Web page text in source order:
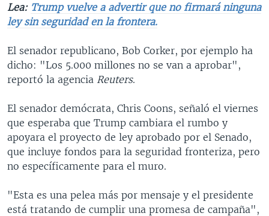
Lea: Trump vuelve a advertir que no firmará ninguna
ley sin seguridad en la frontera.
El senador republicano, Bob Corker, por ejemplo ha
dicho: "Los 5.000 millones no se van a aprobar",
reportó la agencia Reuters.
El senador demócrata, Chris Coons, señaló el viernes
que esperaba que Trump cambiara el rumbo y
apoyara el proyecto de ley aprobado por el Senado,
que incluye fondos para la seguridad fronteriza, pero
no específicamente para el muro.
"Esta es una pelea más por mensaje y el presidente
está tratando de cumplir una promesa de campaña",